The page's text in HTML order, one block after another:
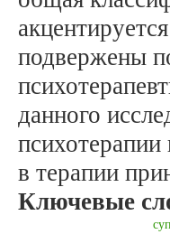
подвержены
данного
в терапии
Ключевые